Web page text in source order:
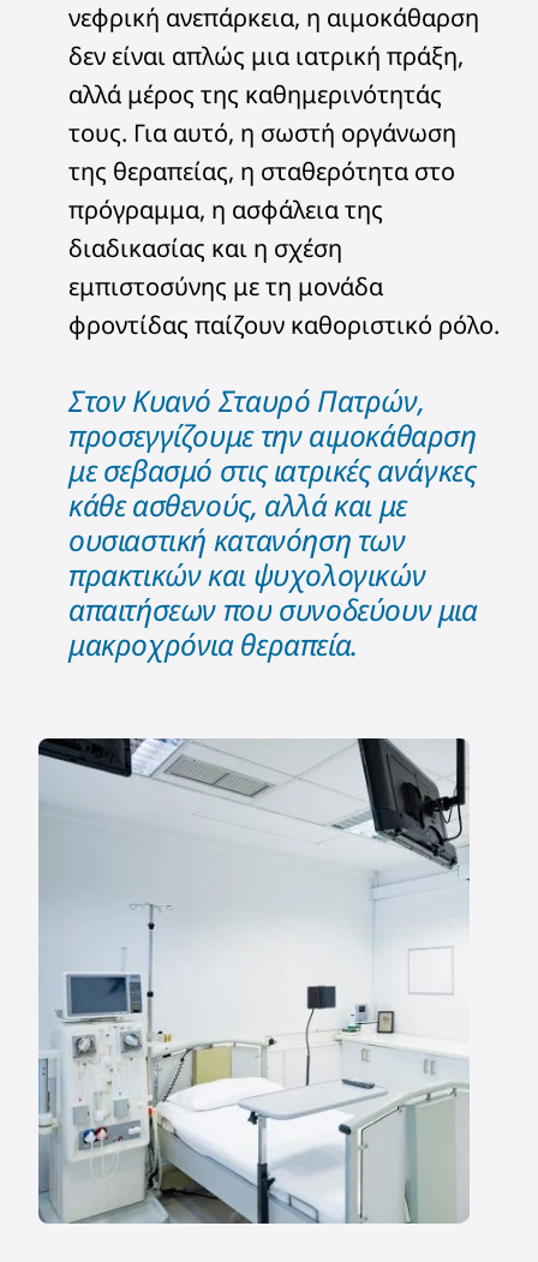
νεφρική ανεπάρκεια, η αιμοκάθαρση
δεν είναι απλώς μια ιατρική πράξη,
αλλά μέρος της καθημερινότητάς
τους. Για αυτό, η σωστή οργάνωση
της θεραπείας, η σταθερότητα στο
πρόγραμμα, η ασφάλεια της
διαδικασίας και η σχέση
εμπιστοσύνης με τη μονάδα
φροντίδας παίζουν καθοριστικό ρόλο.
Στον Κυανό Σταυρό Πατρών,
προσεγγίζουμε την αιμοκάθαρση
με σεβασμό στις ιατρικές ανάγκες
κάθε ασθενούς, αλλά και με
ουσιαστική κατανόηση των
πρακτικών και ψυχολογικών
απαιτήσεων που συνοδεύουν μια
μακροχρόνια θεραπεία.